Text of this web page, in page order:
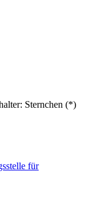
Sternchen (*)
für